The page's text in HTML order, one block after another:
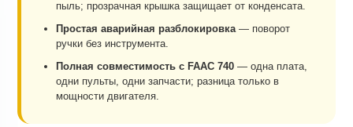
пыль; прозрачная крышка защищает от конденсата.
Простая аварийная разблокировка— поворот
ручки без инструмента.
Полная совместимость с FAAC 740 — одна плата,
одни пульты, одни запчасти; разница только в
мощности двигателя.